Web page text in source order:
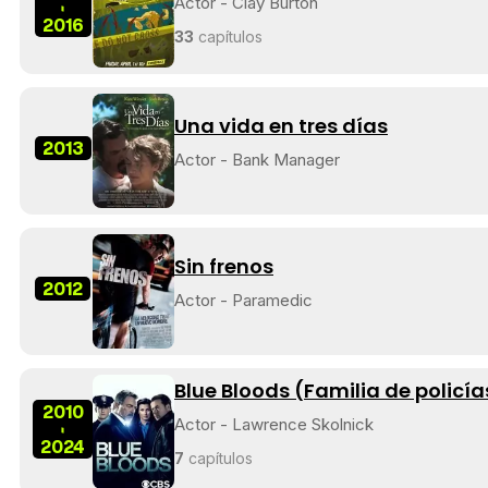
-
2016 33 capítulos
2013
Una vida en tres días
Actor - Bank Manager
2012
Sin frenos
Actor - Paramedic
2010
-
2024
Blue Bloods (Familia de
Actor - Lawrence Skolnick
7 capítulos